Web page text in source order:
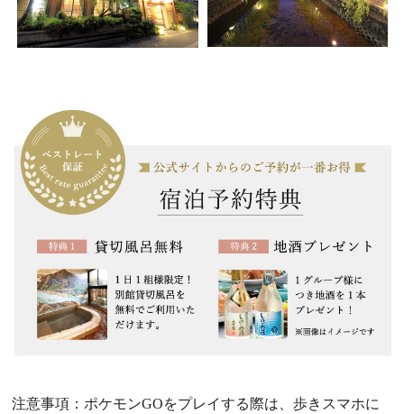
注意事項：ポケモンGOをプレイする際は、歩きスマホに